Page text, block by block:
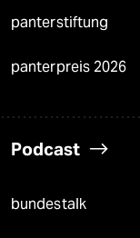
panterstiftung
panterpreis 2026
Podcast
bundestalk